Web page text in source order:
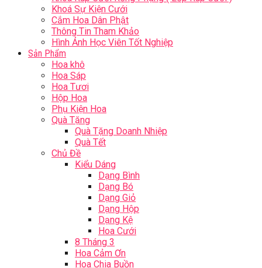
Khoá Sự Kiện Cưới
Cắm Hoa Dân Phật
Thông Tin Tham Khảo
Hình Ảnh Học Viên Tốt Nghiệp
Sản Phẩm
Hoa khô
Hoa Sáp
Hoa Tươi
Hộp Hoa
Phụ Kiện Hoa
Quà Tặng
Quà Tặng Doanh Nhiệp
Quà Tết
Chủ Đề
Kiểu Dáng
Dạng Bình
Dạng Bó
Dạng Giỏ
Dạng Hộp
Dạng Kệ
Hoa Cưới
8 Tháng 3
Hoa Cảm Ơn
Hoa Chia Buồn